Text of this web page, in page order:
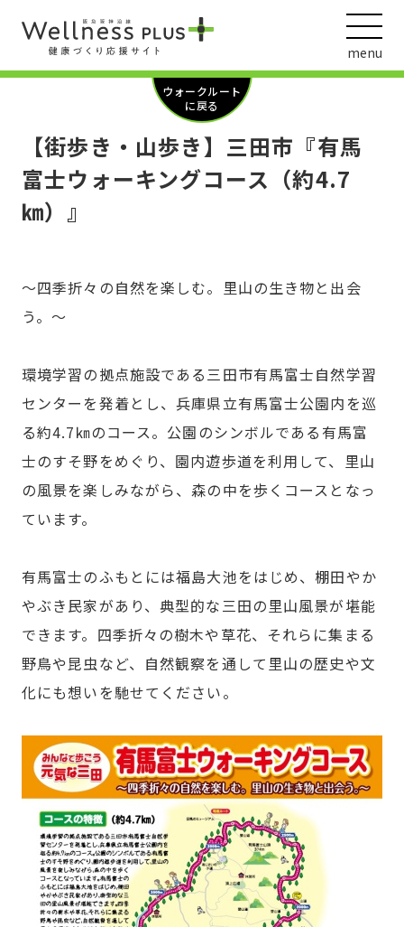
menu
ウォークルート
に戻る
【街歩き・山歩き】三田市『有馬
富士ウォーキングコース（約4.7
㎞）』
～四季折々の自然を楽しむ。里山の生き物と出会
う。～
環境学習の拠点施設である三田市有馬富士自然学習
センターを発着とし、兵庫県立有馬富士公園内を巡
る約4.7㎞のコース。公園のシンボルである有馬富
士のすそ野をめぐり、園内遊歩道を利用して、里山
の風景を楽しみながら、森の中を歩くコースとなっ
ています。
有馬富士のふもとには福島大池をはじめ、棚田やか
やぶき民家があり、典型的な三田の里山風景が堪能
できます。四季折々の樹木や草花、それらに集まる
野鳥や昆虫など、自然観察を通して里山の歴史や文
化にも想いを馳せてください。
ウェルネス動画
ヘルスケアの取組